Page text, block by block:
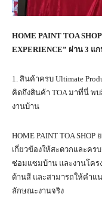
HOME PAINT TOA
EXPERIENCE” ผ่าน 3
1. สินค้าครบ Ultimate
คิดถึงสินค้า TOA มาที่นี่ พ
งานบ้าน
HOME PAINT TOA
เกี่ยวข้องให้สะดวกและค
ซ่อมแซมบ้าน และงานโคร
ด้านสี และสามารถให้คำแ
ลักษณะงานจริง